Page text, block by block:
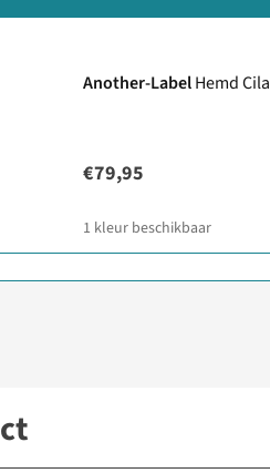
Another-LabelHemd Cila
€79,95
1 kleur beschikbaar